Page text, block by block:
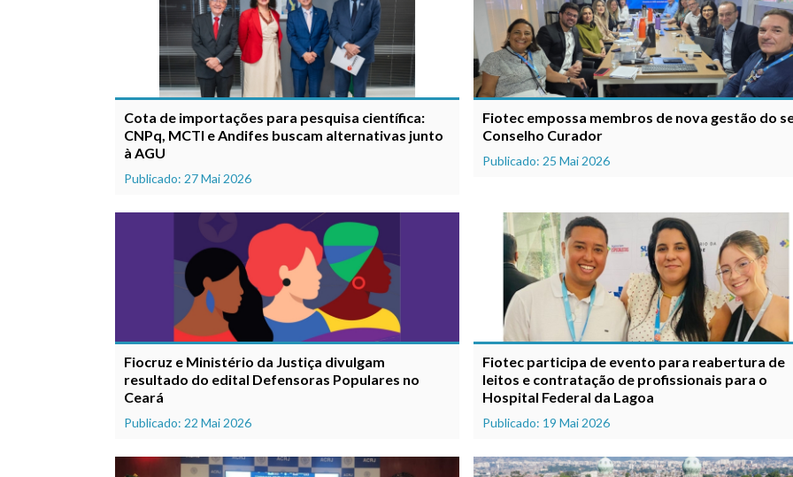
Cota de importações para pesquisa científica:
CNPq, MCTI e Andifes buscam alternativas junto
à AGU
Publicado: 27 Mai 2026
Fiotec empossa membros de nova gestão do
Conselho Curador
Publicado: 25 Mai 2026
Fiocruz e Ministério da Justiça divulgam
resultado do edital Defensoras Populares no
Ceará
Publicado: 22 Mai 2026
Fiotec participa de evento para reabertura de
leitos e contratação de profissionais para o
Hospital Federal da Lagoa
Publicado: 19 Mai 2026